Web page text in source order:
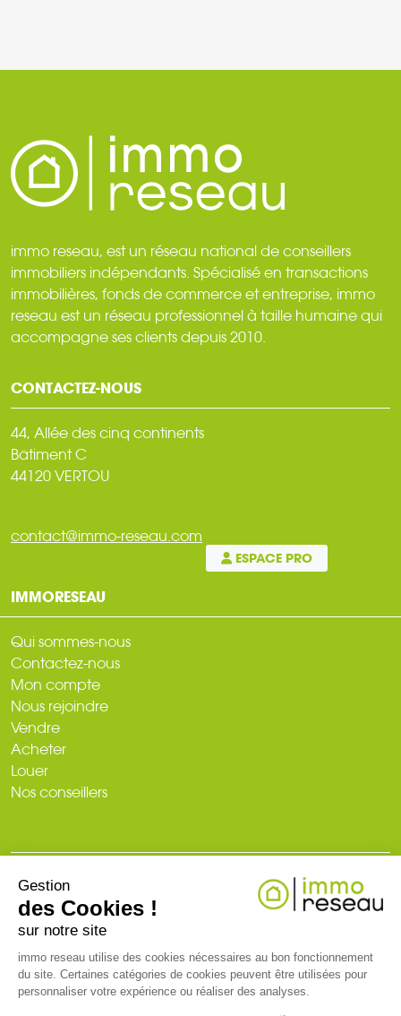
immo reseau, est un réseau national de conseillers
immobiliers indépendants. Spécialisé en transactions
immobilières, fonds de commerce et entreprise, immo
reseau est un réseau professionnel à taille humaine qui
accompagne ses clients depuis 2010.
CONTACTEZ-NOUS
44, Allée des cinq continents
Bâtiment C
44120 VERTOU
contact@immo-reseau.com
ESPACE PRO
IMMORESEAU
Qui sommes-nous
Contactez-nous
Mon compte
Nous rejoindre
Vendre
Acheter
Louer
Nos conseillers
Plan du site
Mentions légales
RCS NANTES 519 718 886. Carte professionnelle T et G n° CPI 3002
Gestion
des Cookies !
sur notre site
immo reseau utilise des cookies nécessaires au bon fonctionnement
du site. Certaines catégories de cookies peuvent être utilisées pour
personnaliser votre expérience ou réaliser des analyses.